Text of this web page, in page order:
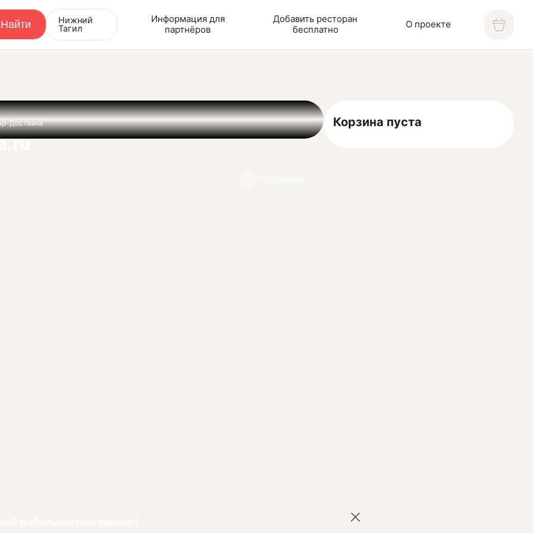
Нижний
Тагил
Информация для
партнёров
Добавить ресторан
бесплатно
О проекте
Доставка Корзина пуста